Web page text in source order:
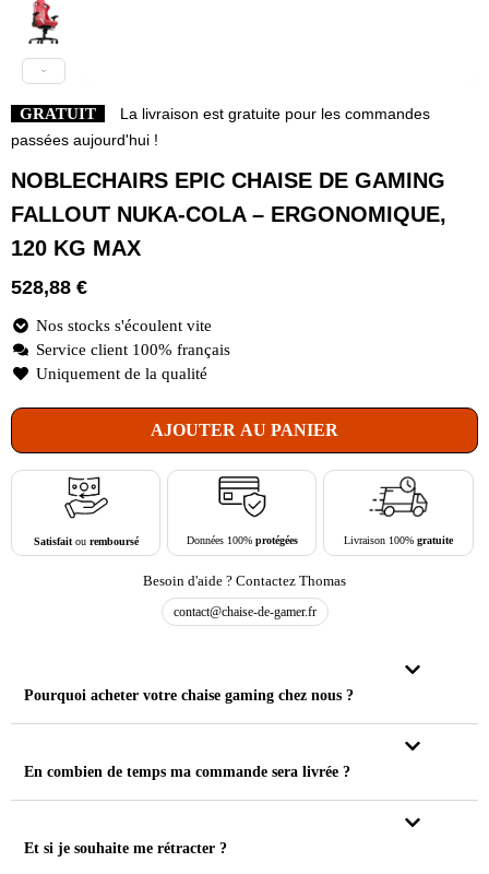
GRATUIT
La livraison est gratuite pour les commandes
passées aujourd'hui !
NOBLECHAIRS EPIC CHAISE DE GAMING
FALLOUT NUKA-COLA – ERGONOMIQUE,
120 KG MAX
528,88 €
Nos stocks s'écoulent vite
Service client 100% français
Uniquement de la qualité
AJOUTER AU PANIER
Satisfaitou remboursé Données 100% protégées Livraison 100%gratuite
Besoin d'aide ? Contactez Thomas
contact@chaise-de-gamer.fr
Pourquoi acheter votre chaise gaming chez nous ?
En combien de temps ma commande sera livrée ?
Et si je souhaite me rétracter ?